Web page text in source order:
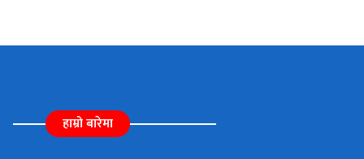
हाम्रो बारेमा